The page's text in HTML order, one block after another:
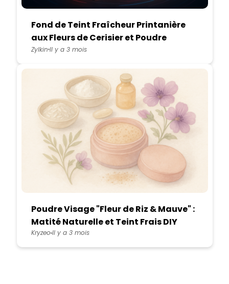
Fond de Teint Fraîcheur Printanière
aux Fleurs de Cerisier et Poudre
d’Arrow Root
Zylkin Il y a 3 mois
Poudre Visage "Fleur de Riz & Mauve" :
Matité Naturelle et Teint Frais DIY
KryzeoIl y a 3 mois